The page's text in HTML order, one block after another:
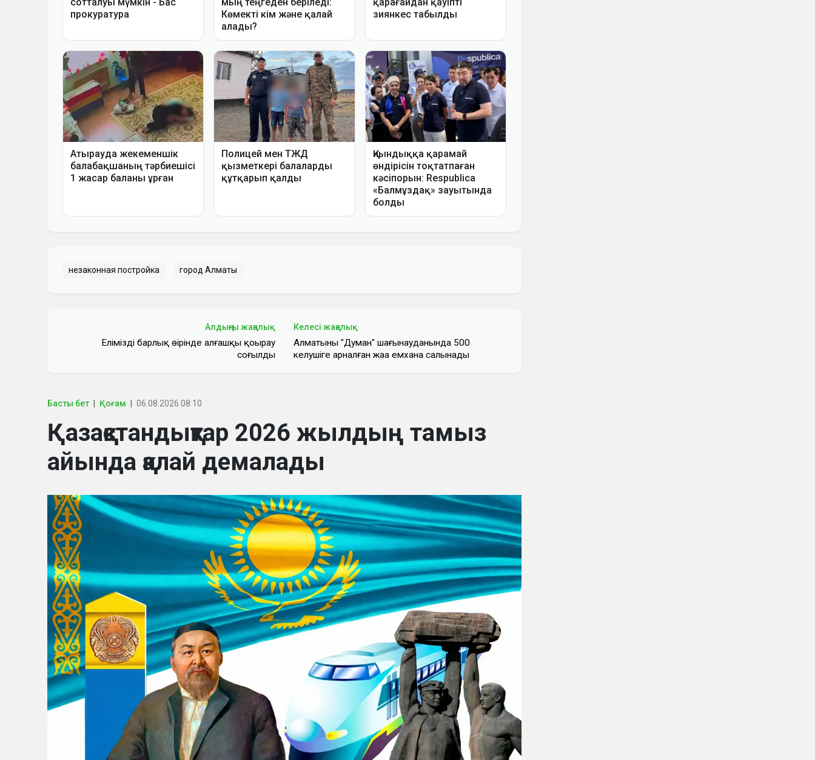
незаконная постройка город Алматы
Алдыңғы жаңалық
Еліміздің барлық өңірінде алғашқы қоңырау
соғылды
Келесі жаңалық
Алматының "Думан" шағынауданында 500
келушіге арналған жаңа емхана салынады
Басты бет Қоғам 06.08.2026 08:10
Қазақстандықтар 2026 жылдың тамыз
айында қалай демалады